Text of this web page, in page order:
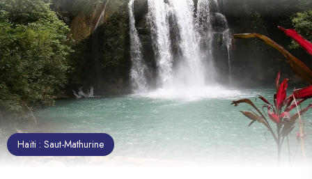
Haïti : Saut-Mathurine